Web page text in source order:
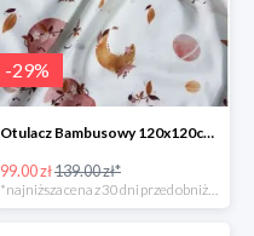
-29%
Otulacz Bambusowy 120x120cm Boho space Mi Bebe -28%
99.00 zł139.00 zł*
*najniższa cena z 30 dni przed obniżką